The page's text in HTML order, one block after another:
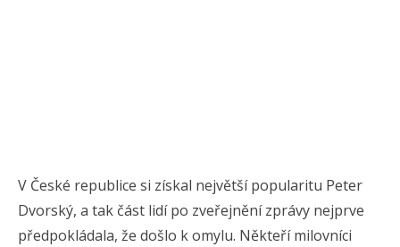
V České republice si získal největší popularitu Peter
Dvorský, a tak část lidí po zveřejnění zprávy nejprve
předpokládala, že došlo k omylu. Někteří milovníci